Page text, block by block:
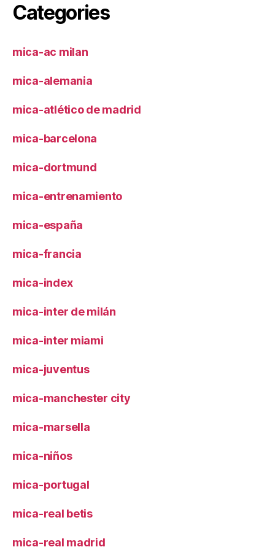
Categories
mica-ac milan
mica-alemania
mica-atlético de madrid
mica-barcelona
mica-dortmund
mica-entrenamiento
mica-españa
mica-francia
mica-index
mica-inter de milán
mica-inter miami
mica-juventus
mica-manchester city
mica-marsella
mica-niños
mica-portugal
mica-real betis
mica-real madrid